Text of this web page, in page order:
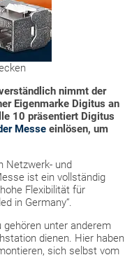
nimmt der
Eigenmarke Digitus an
10 präsentiert Digitus
Messe einlösen, um
Netzwerk- und
ist ein vollständig
Flexibilität für
in Germany“.
unter anderem
dienen. Hier haben
sich selbst vom